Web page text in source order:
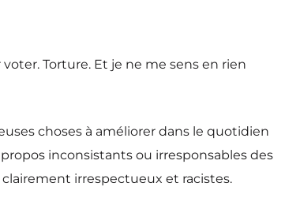
Torture. Et je ne me sens en rien
choses à améliorer dans le quotidien
inconsistants ou irresponsables des
clairement irrespectueux et racistes.